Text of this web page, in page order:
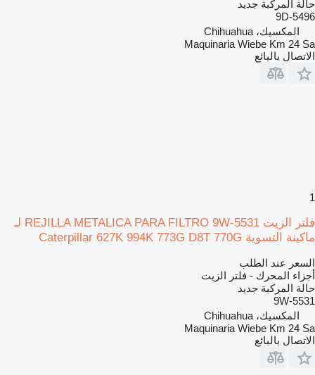
حالة المركبة جديد
9D-5496
المكسيك، Chihuahua
Maquinaria Wiebe Km 24 Sa
الاتصال بالبائع
1
فلتر الزيت REJILLA METALICA PARA FILTRO 9W-5531 لـ
ماكينة التسوية Caterpillar 627K 994K 773G D8T 770G
السعر عند الطلب
أجزاء المحرك - فلتر الزيت
حالة المركبة جديد
9W-5531
المكسيك، Chihuahua
Maquinaria Wiebe Km 24 Sa
الاتصال بالبائع